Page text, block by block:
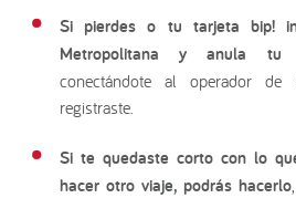
Si pierdes o tu tarjeta bip!
Metropolitana y anula tu
conectándote al operador
registraste.
Si te quedaste corto con lo
hacer otro viaje, podrás hacerlo